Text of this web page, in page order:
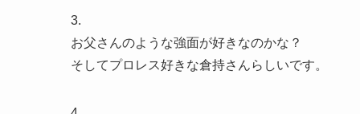
3.
お父さんのような強面が好きなのかな？
そしてプロレス好きな倉持さんらしいです。